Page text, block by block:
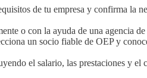
de tu empresa y confirma la
o con la ayuda de una agencia
un socio fiable de OEP y
el salario, las prestaciones y el